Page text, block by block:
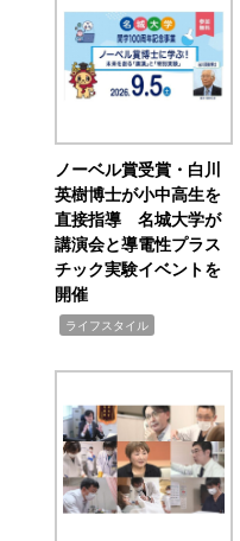
ノーベル賞受賞・白川
英樹博士が小中高生を
直接指導 名城大学が
講演会と導電性プラス
チック実験イベントを
開催
ライフスタイル